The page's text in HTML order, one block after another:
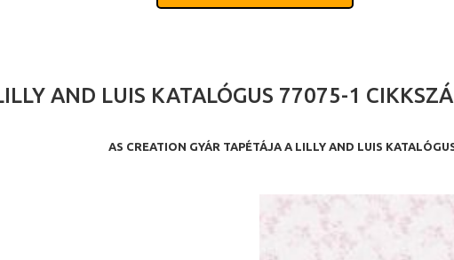
AND LUIS KATALÓGUS 77075-1
AS CREATION GYÁR TAPÉTÁJA A LILLY AND LUIS